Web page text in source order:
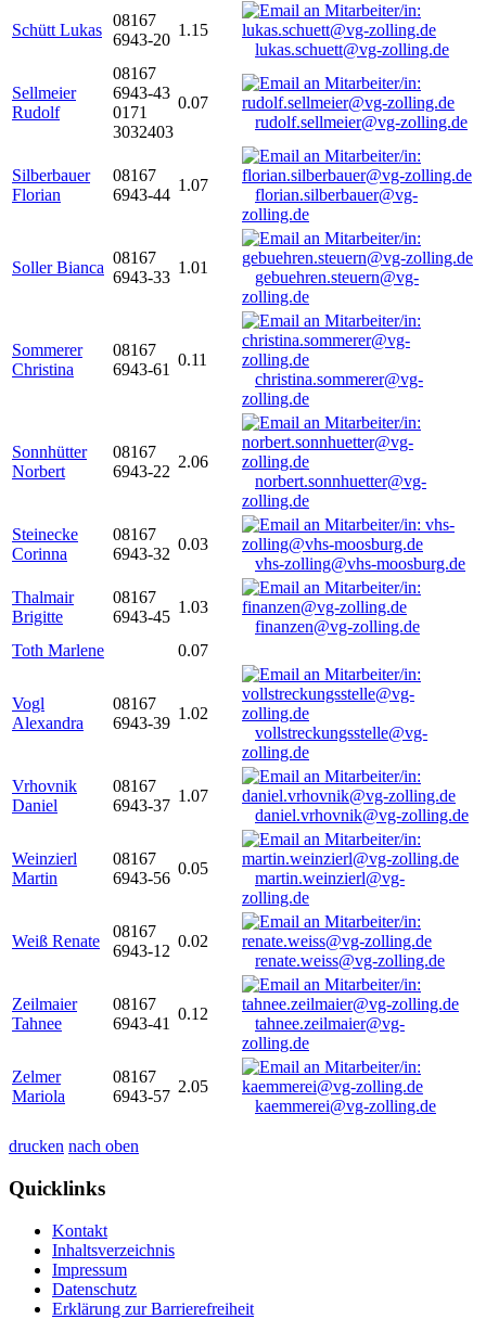
Schütt Lukas
08167
6943-20
1.15
lukas.schuett@vg-zolling.de
Sellmeier
Rudolf
08167
6943-43
0171
3032403
0.07
rudolf.sellmeier@vg-zolling.de
Silberbauer
Florian
08167
6943-44
1.07
florian.silberbauer@vg-
zolling.de
Soller Bianca
08167
6943-33
1.01
gebuehren.steuern@vg-
zolling.de
Sommerer
Christina
08167
6943-61
0.11
christina.sommerer@vg-
zolling.de
Sonnhütter
Norbert
08167
6943-22
2.06
norbert.sonnhuetter@vg-
zolling.de
Steinecke
Corinna
08167
6943-32
0.03
vhs-zolling@vhs-moosburg.de
Thalmair
Brigitte
08167
6943-45
1.03
finanzen@vg-zolling.de
Toth Marlene
0.07
Vogl
Alexandra
08167
6943-39
1.02
vollstreckungsstelle@vg-
zolling.de
Vrhovnik
Daniel
08167
6943-37
1.07
daniel.vrhovnik@vg-zolling.de
Weinzierl
Martin
08167
6943-56
0.05
martin.weinzierl@vg-
zolling.de
Weiß Renate
08167
6943-12
0.02
renate.weiss@vg-zolling.de
Zeilmaier
Tahnee
08167
6943-41
0.12
tahnee.zeilmaier@vg-
zolling.de
Zelmer
Mariola
08167
6943-57
2.05
kaemmerei@vg-zolling.de
drucken nach oben
Quicklinks
Kontakt
Inhaltsverzeichnis
Impressum
Datenschutz
Erklärung zur Barrierefreiheit